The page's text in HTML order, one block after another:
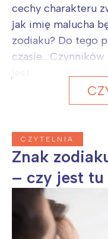
cechy charakteru
jak imię malucha
zodiaku? Do tego
czasie…
CZYTELNIA
Znak
– czy jest tu